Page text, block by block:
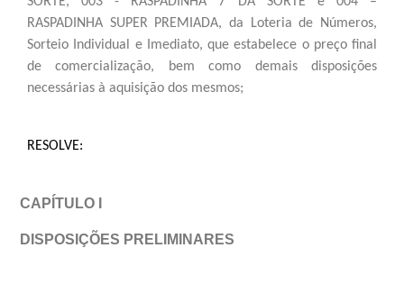
RASPADINHA SUPER PREMIADA, da Loteria de Números,
Sorteio Individual e Imediato, que estabelece o preço final
de comercialização, bem como demais disposições
necessárias à aquisição dos mesmos;
RESOLVE:
CAPÍTULO I
DISPOSIÇÕES PRELIMINARES